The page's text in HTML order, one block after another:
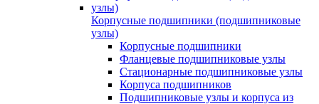
Корпусные подшипники (подшипниковые
узлы)
Корпусные подшипники
Фланцевые подшипниковые узлы
Стационарные подшипниковые узлы
Корпуса подшипников
Подшипниковые узлы и корпуса из